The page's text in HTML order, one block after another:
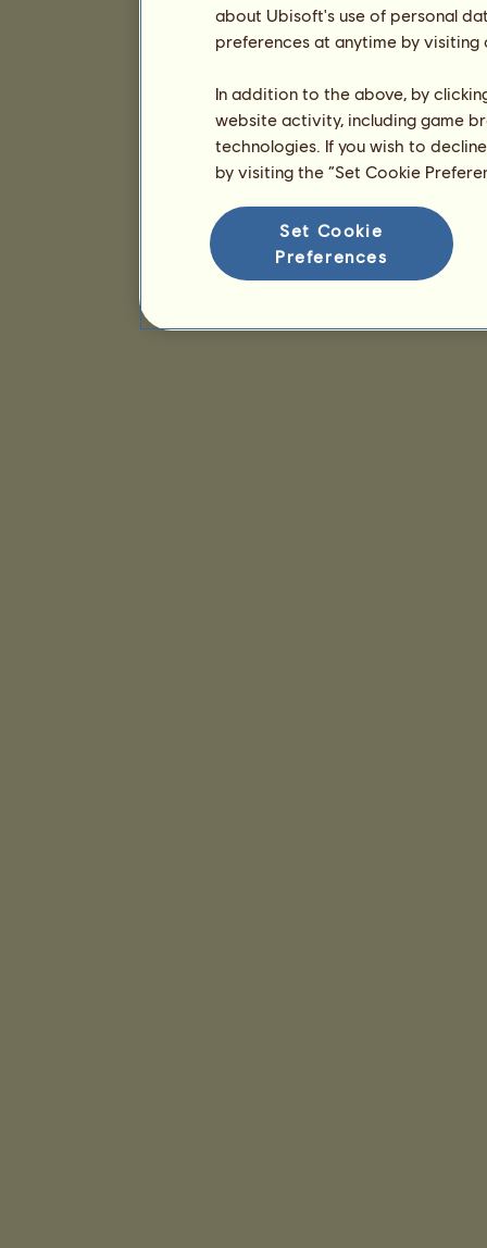
about Ubisoft's use of personal
preferences at anytime by
In addition to the above, by
website activity, including game
technologies. If you wish to
by visiting the “Set Cookie
Set Cookie
Preferences